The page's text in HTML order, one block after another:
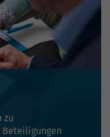
zu